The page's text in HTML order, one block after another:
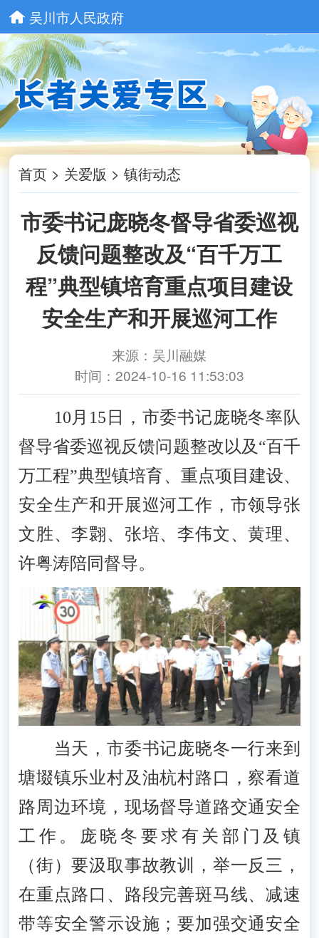
吴川市人民政府
首页 > 关爱版 >镇街动态
市委书记庞晓冬督导省委巡视
反馈问题整改及“百千万工
程”典型镇培育重点项目建设
安全生产和开展巡河工作
来源：吴川融媒
时间：2024-10-16 11:53:03
10月15日，市委书记庞晓冬率队
督导省委巡视反馈问题整改以及“百千
万工程”典型镇培育、重点项目建设、
安全生产和开展巡河工作，市领导张
文胜、李翾、张培、李伟文、黄理、
许粤涛陪同督导。
当天，市委书记庞晓冬一行来到
塘㙍镇乐业村及油杭村路口，察看道
路周边环境，现场督导道路交通安全
工作。庞晓冬要求有关部门及镇
（街）要汲取事故教训，举一反三，
在重点路口、路段完善斑马线、减速
带等安全警示设施；要加强交通安全